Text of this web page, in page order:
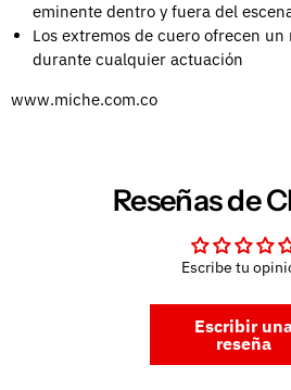
eminente dentro y fuera del
Los extremos de cuero ofrecen
durante cualquier actuación
www.miche.com.co
Reseñas de
Escribe tu
Escribir
reseña